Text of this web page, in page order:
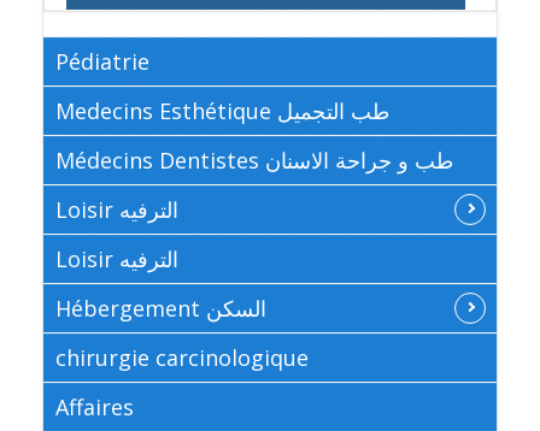
Pédiatrie
Medecins Esthétique طب التجميل
Médecins Dentistes طب و جراحة الاسنان
Loisir الترفيه
Loisir الترفيه
Hébergement السكن
chirurgie carcinologique
Affaires